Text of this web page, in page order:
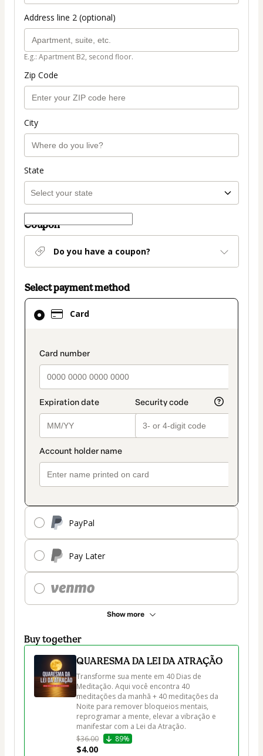
Address line 2 (optional)
E.g.: Apartment B2, second floor.
Zip Code
City
State
Coupon
Do you have a coupon?
Select payment method
Card
payment_data.section_title_v2
PayPal
Pay Later
Show more
Card
selected
method
Buy together
QUARESMA DA LEI DA ATRAÇÃO
Transforme sua mente em 40 Dias de
Meditação. Aqui você encontra 40
meditações da manhã + 40 meditações da
Noite para remover bloqueios mentais,
reprogramar a mente, elevar a vibração e
manifestar com a Lei da Atração.
$36.00
89%
$4.00